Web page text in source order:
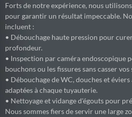
Forts de notre expérience, nous
pour garantir un résultat impeccable.
incluent :
• Débouchage haute pression pour
profondeur.
• Inspection par caméra endoscopique
bouchons ou les fissures sans casser vos
• Débouchage de WC, douches et
adaptées à chaque tuyauterie.
• Nettoyage et vidange d'égouts pour
Nous sommes fiers de servir une large